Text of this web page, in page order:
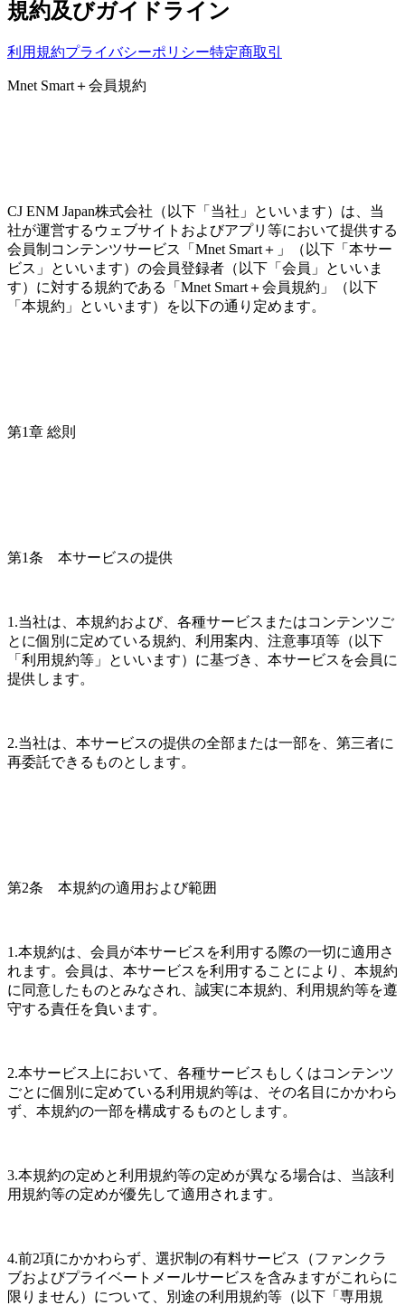
規約及びガイドライン
利用規約プライバシーポリシー特定商取引
Mnet Smart＋会員規約
CJ ENM Japan株式会社（以下「当社」といいます）は、当
社が運営するウェブサイトおよびアプリ等において提供する
会員制コンテンツサービス「Mnet Smart＋」（以下「本サー
ビス」といいます）の会員登録者（以下「会員」といいま
す）に対する規約である「Mnet Smart＋会員規約」（以下
「本規約」といいます）を以下の通り定めます。
第1章 総則
第1条　本サービスの提供
1.当社は、本規約および、各種サービスまたはコンテンツご
とに個別に定めている規約、利用案内、注意事項等（以下
「利用規約等」といいます）に基づき、本サービスを会員に
提供します。
2.当社は、本サービスの提供の全部または一部を、第三者に
再委託できるものとします。
第2条　本規約の適用および範囲
1.本規約は、会員が本サービスを利用する際の一切に適用さ
れます。会員は、本サービスを利用することにより、本規約
に同意したものとみなされ、誠実に本規約、利用規約等を遵
守する責任を負います。
2.本サービス上において、各種サービスもしくはコンテンツ
ごとに個別に定めている利用規約等は、その名目にかかわら
ず、本規約の一部を構成するものとします。
3.本規約の定めと利用規約等の定めが異なる場合は、当該利
用規約等の定めが優先して適用されます。
4.前2項にかかわらず、選択制の有料サービス（ファンクラ
ブおよびプライベートメールサービスを含みますがこれらに
限りません）について、別途の利用規約等（以下「専用規